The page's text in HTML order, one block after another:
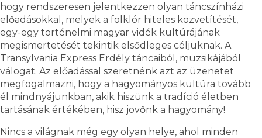
hogy rendszeresen jelentkezzen olyan táncszínházi
előadásokkal, melyek a folklór hiteles közvetítését,
egy-egy történelmi magyar vidék kultúrájának
megismertetését tekintik elsődleges céljuknak. A
Transylvania Express Erdély táncaiból, muzsikájából
válogat. Az előadással szeretnénk azt az üzenetet
megfogalmazni, hogy a hagyományos kultúra tovább
él mindnyájunkban, akik hiszünk a tradíció életben
tartásának értékében, hisz jövőnk a hagyomány!
Nincs a világnak még egy olyan helye, ahol minden